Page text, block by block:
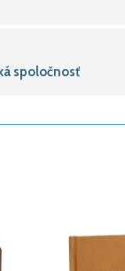
spoločnosť